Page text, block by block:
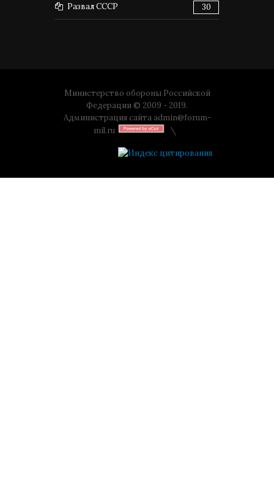
Развал СССР 30
Министерство обороны Российской
Федерации © 2009 - 2019.
Администрация сайта admin@forum-
mil.ru